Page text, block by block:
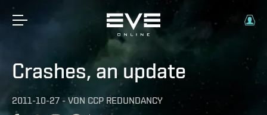
Crashes, an update
2011-10-27 -VON CCP REDUNDANCY